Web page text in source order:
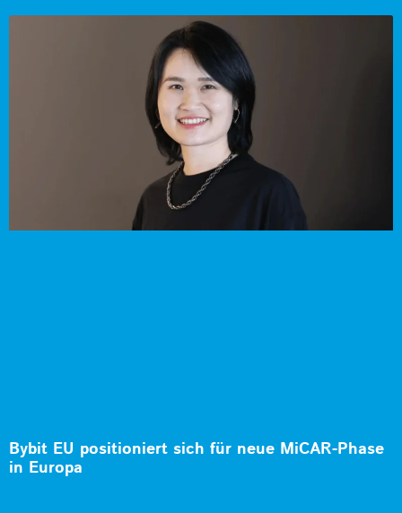
Bybit EU positioniert sich für neue MiCAR-Phase
in Europa